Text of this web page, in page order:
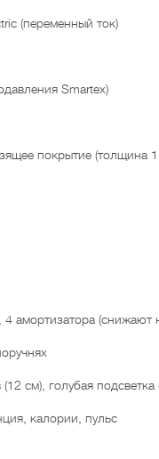
(переменный ток)
Smartex)
покрытие (толщина
амортизатора (снижают
см), голубая
калории, пульс